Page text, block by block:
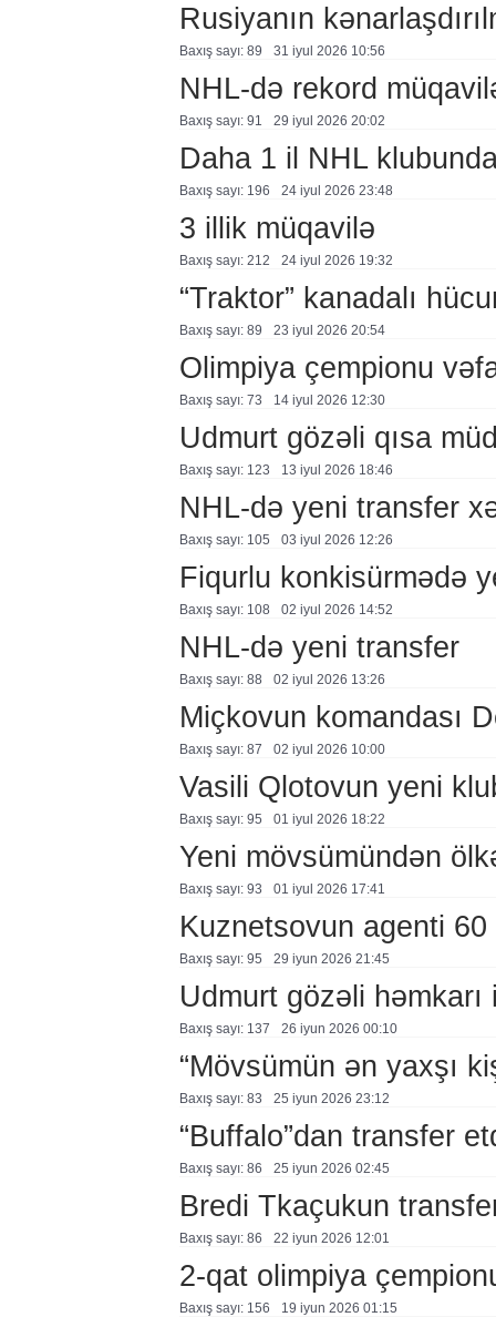
Rusiyanın
Baxış sayı: 89 31 i̇yul 2026 10:56
NHL-də rekord
Baxış sayı: 91 29 i̇yul 2026 20:02
Daha 1 il NHL
Baxış sayı: 196 24 i̇yul 2026 23:48
3 illik müqavilə
Baxış sayı: 212 24 i̇yul 2026 19:32
“Traktor” kanadalı
Baxış sayı: 89 23 i̇yul 2026 20:54
Olimpiya çempionu
Baxış sayı: 73 14 i̇yul 2026 12:30
Udmurt gözəli qısa
Baxış sayı: 123 13 i̇yul 2026 18:46
NHL-də yeni transfer
Baxış sayı: 105 03 i̇yul 2026 12:26
Fiqurlu konkisürmədə
Baxış sayı: 108 02 i̇yul 2026 14:52
NHL-də yeni transfer
Baxış sayı: 88 02 i̇yul 2026 13:26
Miçkovun komandası
Baxış sayı: 87 02 i̇yul 2026 10:00
Vasili Qlotovun yeni
Baxış sayı: 95 01 i̇yul 2026 18:22
Yeni mövsümündən
Baxış sayı: 93 01 i̇yul 2026 17:41
Kuznetsovun agenti
Baxış sayı: 95 29 i̇yun 2026 21:45
Udmurt gözəli
Baxış sayı: 137 26 i̇yun 2026 00:10
“Mövsümün ən yaxşı
Baxış sayı: 83 25 i̇yun 2026 23:12
“Buffalo”dan transfer
Baxış sayı: 86 25 i̇yun 2026 02:45
Bredi Tkaçukun
Baxış sayı: 86 22 i̇yun 2026 12:01
2-qat olimpiya
Baxış sayı: 156 19 i̇yun 2026 01:15